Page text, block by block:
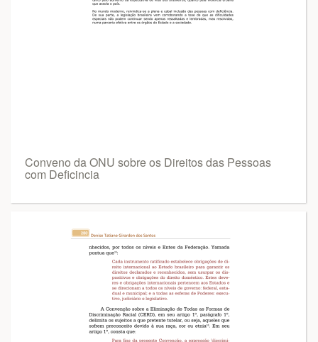
Conveno da ONU sobre os Direitos das Pessoas
com Deficincia